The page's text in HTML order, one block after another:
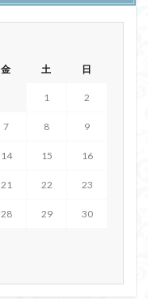
金 土 日
1 2
7 8 9
14 15 16
21 22 23
28 29 30